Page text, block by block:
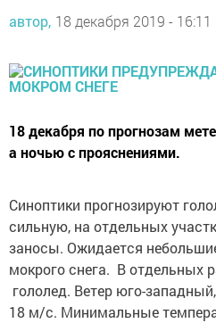
автор, 18 декабря 2019 - 16:11
18 декабря по прогнозам
а ночью с прояснениями.
Синоптики прогнозируют
сильную, на отдельных
заносы. Ожидается
мокрого снега. В отдельных
гололед. Ветер юго-
18 м/с. Минимальные